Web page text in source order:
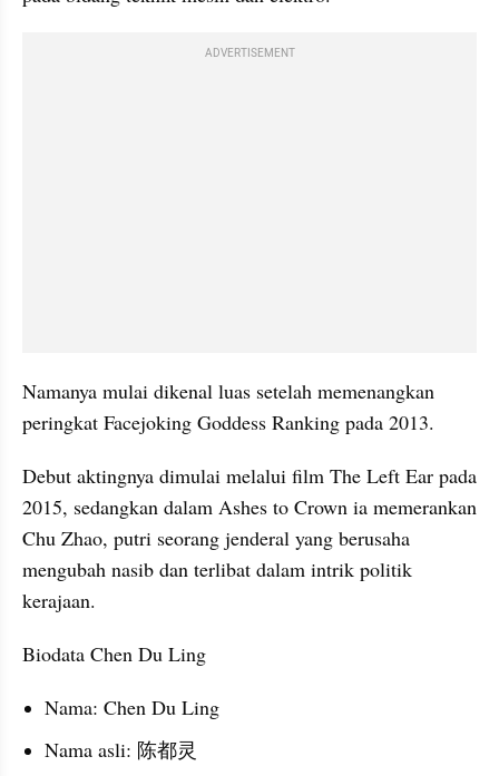
ADVERTISEMENT
Namanya mulai dikenal luas setelah memenangkan
peringkat Facejoking Goddess Ranking pada 2013.
Debut aktingnya dimulai melalui film The Left Ear pada
2015, sedangkan dalam Ashes to Crown ia memerankan
Chu Zhao, putri seorang jenderal yang berusaha
mengubah nasib dan terlibat dalam intrik politik
kerajaan.
Biodata Chen Du Ling
Nama: Chen Du Ling
Nama asli: 陈都灵